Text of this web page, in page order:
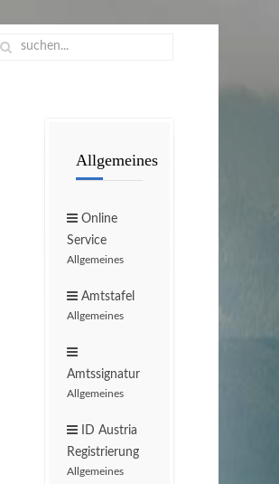
Allgemeines
Online
Service
Allgemeines
Amtstafel
Allgemeines
Amtssignatur
Allgemeines
ID Austria
Registrierung
Allgemeines